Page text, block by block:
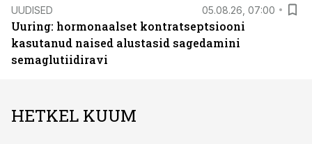
UUDISED 05.08.26, 07:00
Uuring: hormonaalset kontratseptsiooni
kasutanud naised alustasid sagedamini
semaglutiidiravi
HETKEL KUUM